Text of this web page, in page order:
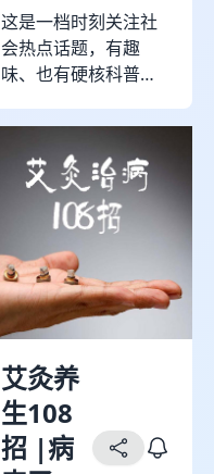
这是一档时刻关注社
会热点话题，有趣
味、也有硬核科普，
全新医学科普播客栏
目。 本栏目共分为三
大板块：热门话题、
跨界联创、采访100名
中国医生背后的故
事。聚焦各大医学领
域，邀请资深医学专
家分享临床故事，跨
界联动各行各业的伙
伴们一起脑洞大开。
录制现场笑料频出、
热梗不断，全员化身
互联网嘴替，讲你最
关心的科普话题，解
艾灸养
生108
招 |病